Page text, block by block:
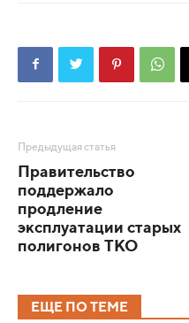
Предыдущая статья
Правительство
поддержало
продление
эксплуатации старых
полигонов ТКО
ЕЩЕ ПО ТЕМЕ